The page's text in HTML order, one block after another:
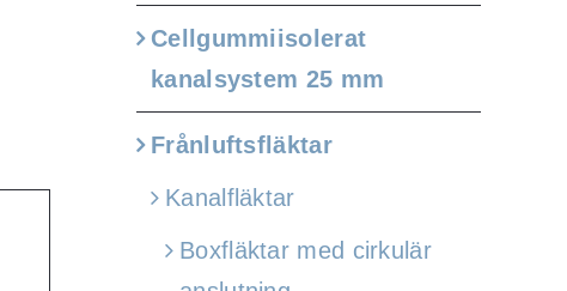
Cellgummiisolerat
kanalsystem 25 mm
Frånluftsfläktar
Kanalfläktar
Boxfläktar med cirkulär